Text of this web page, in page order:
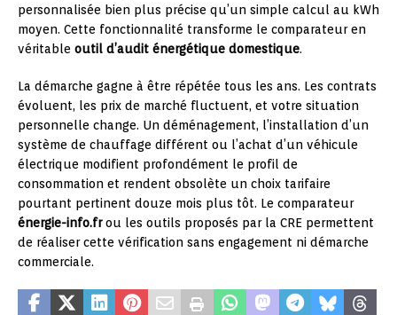
personnalisée bien plus précise qu’un simple calcul au kWh
moyen. Cette fonctionnalité transforme le comparateur en
véritable outil d’audit énergétique domestique.
La démarche gagne à être répétée tous les ans. Les contrats
évoluent, les prix de marché fluctuent, et votre situation
personnelle change. Un déménagement, l’installation d’un
système de chauffage différent ou l’achat d’un véhicule
électrique modifient profondément le profil de
consommation et rendent obsolète un choix tarifaire
pourtant pertinent douze mois plus tôt. Le comparateur
énergie-info.frou les outils proposés par la CRE permettent
de réaliser cette vérification sans engagement ni démarche
commerciale.